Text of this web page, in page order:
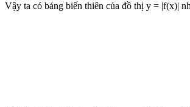
Vậy ta có bảng biến thiên của đồ thị y = |f(x)|